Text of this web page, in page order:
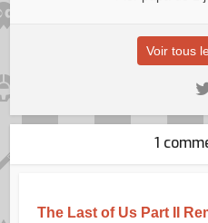
Voir tous
1
The Last of Us Part II